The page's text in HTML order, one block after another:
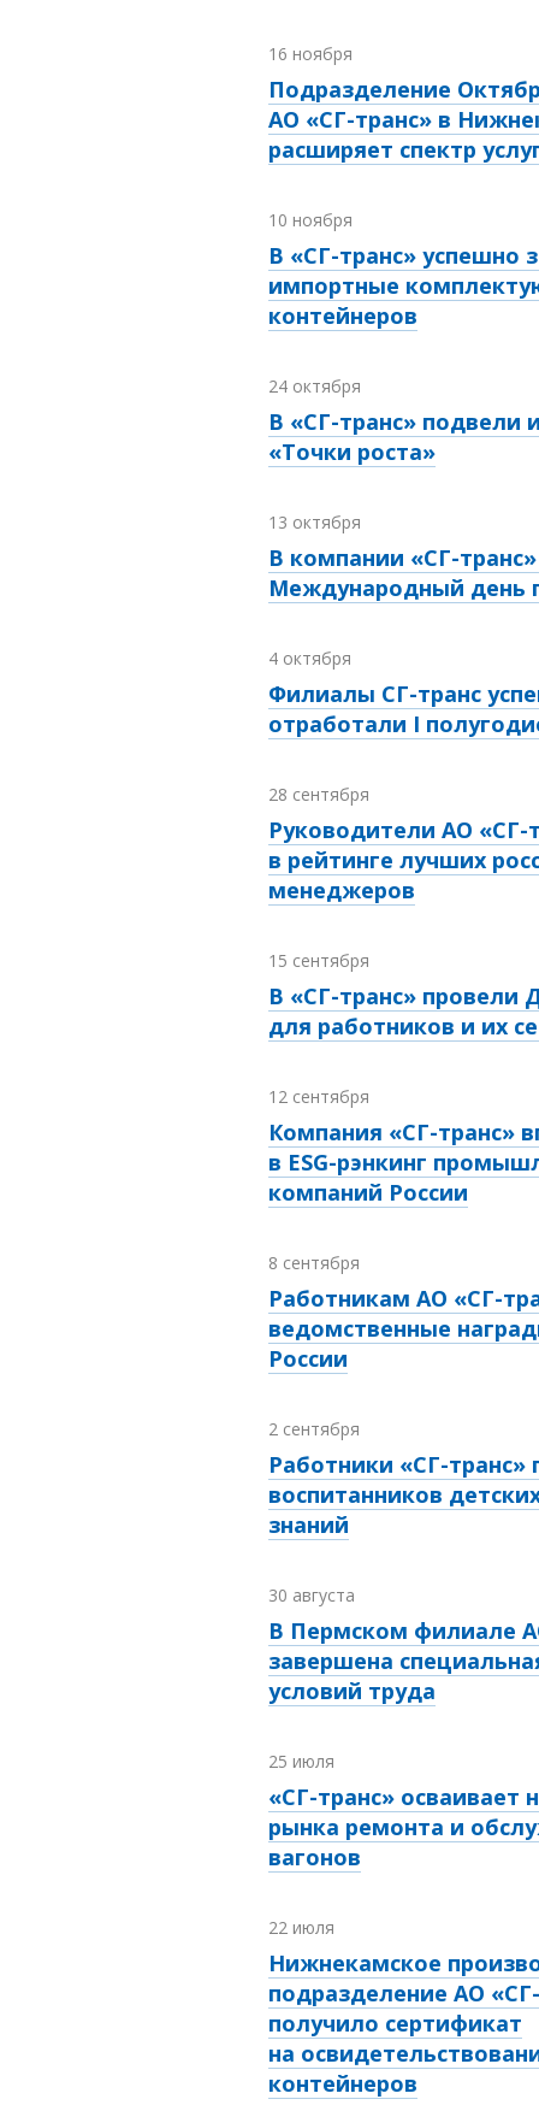
16 ноября
Подразделение
АО «СГ-транс» в
расширяет спектр
10 ноября
В «СГ-транс» успешно
импортные
контейнеров
24 октября
В «СГ-транс» подвели
«Точки роста»
13 октября
В компании «СГ-
Международный день
4 октября
Филиалы СГ-транс
отработали I
28 сентября
Руководители АО «СГ-
в рейтинге лучших
менеджеров
15 сентября
В «СГ-транс» провели
для работников и их
12 сентября
Компания «СГ-транс»
в ESG-рэнкинг
компаний России
8 сентября
Работникам АО «СГ-
ведомственные
России
2 сентября
Работники «СГ-транс»
воспитанников
знаний
30 августа
В Пермском филиале
завершена
условий труда
25 июля
«СГ-транс» осваивает
рынка ремонта и
вагонов
22 июля
Нижнекамское
подразделение АО
получило сертификат
на
контейнеров